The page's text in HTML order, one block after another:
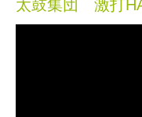
太鼓集団 激打